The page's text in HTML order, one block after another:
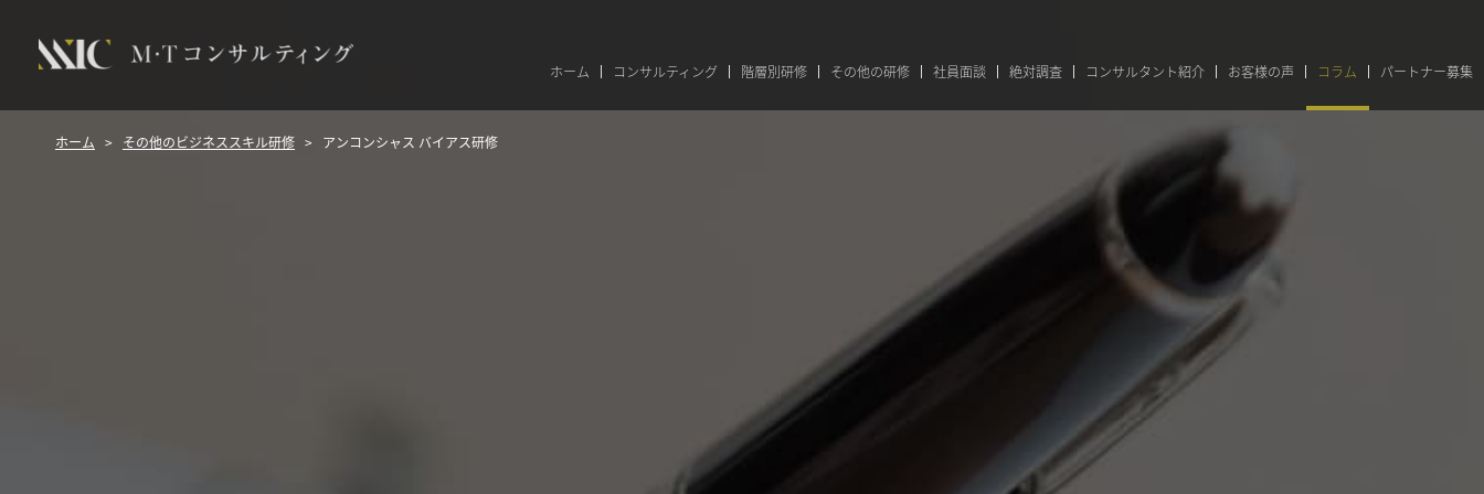
ホーム コンサルティング 階層別研修 その他の研修 社員面談 絶対調査 コンサルタント紹介 お客様の声 コラム パートナー募集
ホーム > その他のビジネススキル研修 > アンコンシャス バイアス研修